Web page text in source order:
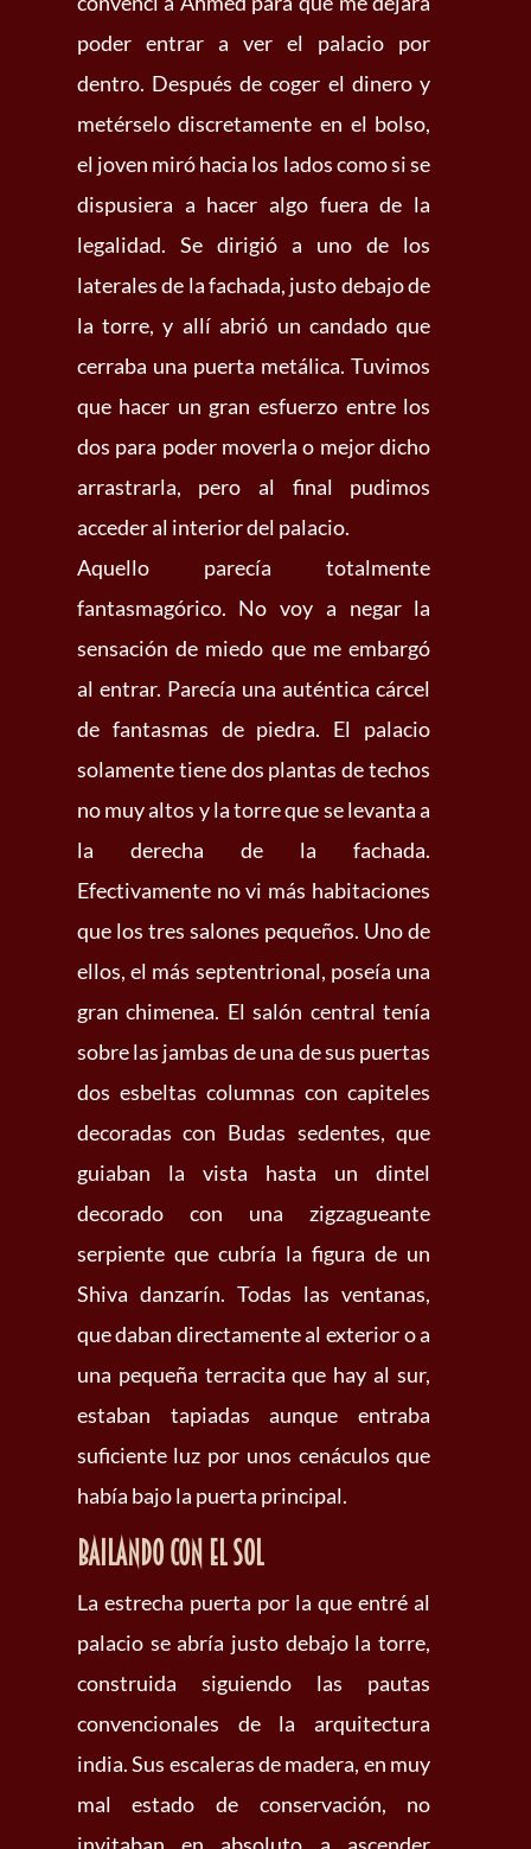
poder entrar a ver el palacio por
dentro. Después de coger el dinero y
metérselo discretamente en el bolso,
el joven miró hacia los lados como si se
dispusiera a hacer algo fuera de la
legalidad. Se dirigió a uno de los
laterales de la fachada, justo debajo de
la torre, y allí abrió un candado que
cerraba una puerta metálica. Tuvimos
que hacer un gran esfuerzo entre los
dos para poder moverla o mejor dicho
arrastrarla, pero al final pudimos
acceder al interior del palacio.
Aquello parecía totalmente
fantasmagórico. No voy a negar la
sensación de miedo que me embargó
al entrar. Parecía una auténtica cárcel
de fantasmas de piedra. El palacio
solamente tiene dos plantas de techos
no muy altos y la torre que se levanta a
la derecha de la fachada.
Efectivamente no vi más habitaciones
que los tres salones pequeños. Uno de
ellos, el más septentrional, poseía una
gran chimenea. El salón central tenía
sobre las jambas de una de sus puertas
dos esbeltas columnas con capiteles
decoradas con Budas sedentes, que
guiaban la vista hasta un dintel
decorado con una zigzagueante
serpiente que cubría la figura de un
Shiva danzarín. Todas las ventanas,
que daban directamente al exterior o a
una pequeña terracita que hay al sur,
estaban tapiadas aunque entraba
suficiente luz por unos cenáculos que
había bajo la puerta principal.
Bailando con el sol
La estrecha puerta por la que entré al
palacio se abría justo debajo la torre,
construida siguiendo las pautas
convencionales de la arquitectura
india. Sus escaleras de madera, en muy
mal estado de conservación, no